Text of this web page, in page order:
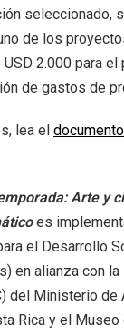
seleccionado,
de los
2.000 para el
de gastos de
lea el
Arte y
es
el Desarrollo
en alianza con la
del Ministerio de
Rica y el